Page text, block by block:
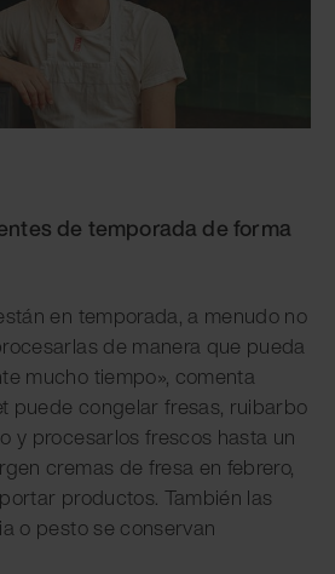
de temporada de forma
en temporada, a menudo no
de manera que pueda
mucho tiempo», comenta
puede congelar fresas, ruibarbo
y procesarlos frescos hasta un
cremas de fresa en febrero,
productos. También las
o pesto se conservan